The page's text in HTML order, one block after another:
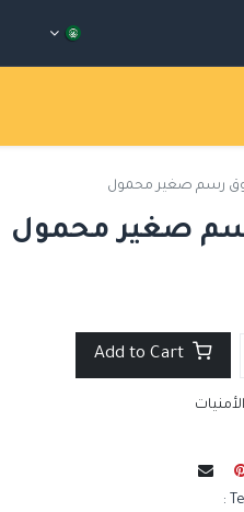
رسم صغير محمول
صغير محمول
Add to Cart